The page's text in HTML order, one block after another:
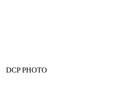
DCP PHOTO